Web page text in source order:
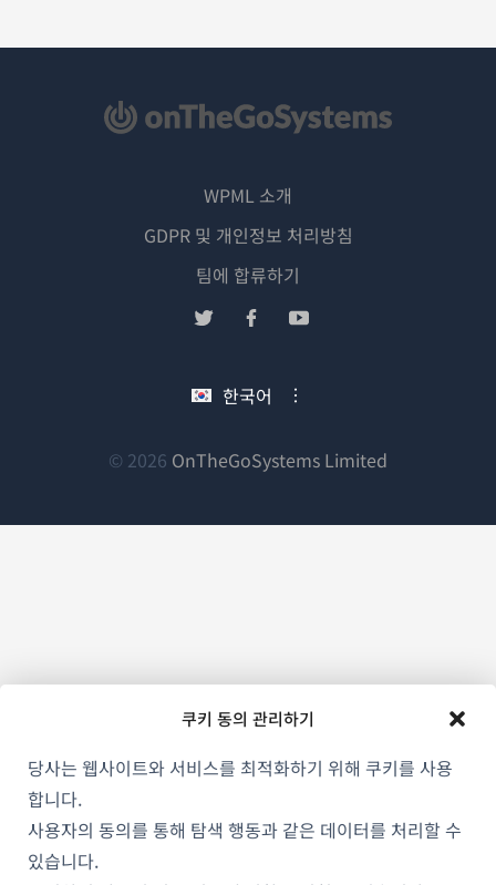
쿠키 동의 관리하기
당사는 웹사이트와 서비스를 최적화하기 위해 쿠키를 사용
합니다.
사용자의 동의를 통해 탐색 행동과 같은 데이터를 처리할 수
있습니다.
© 2026 OnTheGoSystems Limited
에
한국어
WPML 소개
GDPR 및 개인정보 처리방침
팀에 합류하기
창
(새
서
림)
서
림)
(새
림)